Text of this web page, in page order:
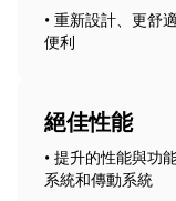
• 重新設計、更舒
便利
絕佳性能
• 提升的性能與功
系統和傳動系統